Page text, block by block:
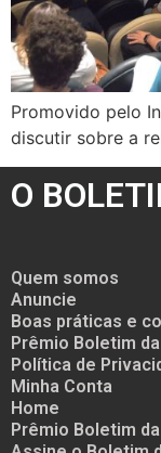
Promovido pelo
discutir sobre a
O
Quem somos
Anuncie
Boas práticas e
Prêmio Boletim
Política de
Minha Conta
Home
Prêmio Boletim